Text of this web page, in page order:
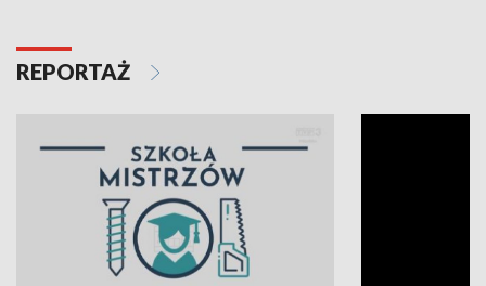
REPORTAŻ